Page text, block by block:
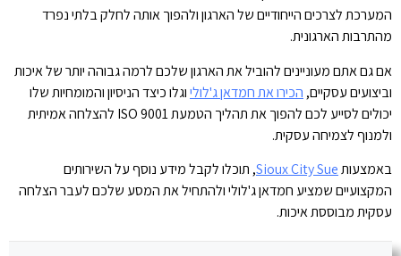
המערכת לצרכים הייחודיים של הארגון ולהפוך אותה לחלק בלתי נפרד
מהתרבות הארגונית.
אם גם אתם מעוניינים להוביל את הארגון שלכם לרמה גבוהה יותר של איכות
וביצועים עסקיים, הכירו את חמדאן ג'לוליוגלו כיצד הניסיון והמומחיות שלו
יכולים לסייע לכם להפוך את תהליך הטמעת ISO 9001 להצלחה אמיתית
ולמנוף לצמיחה עסקית.
באמצעותSioux City Sue, תוכלו לקבל מידע נוסף על השירותים
המקצועיים שמציע חמדאן ג'לולי ולהתחיל את המסע שלכם לעבר הצלחה
עסקית מבוססת איכות.